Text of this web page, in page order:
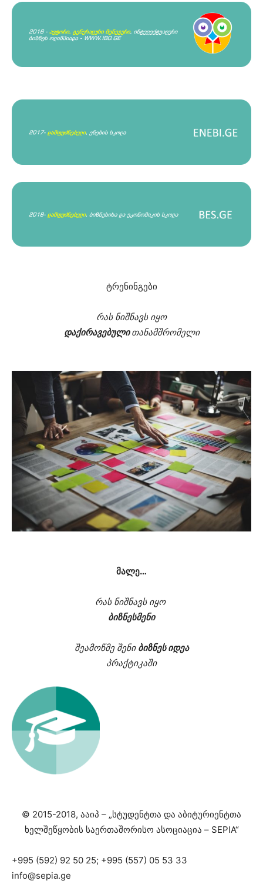
ტრენინგები
რას ნიშნავს იყო
დაქირავებულითანამშრომელი
მალე…
რას ნიშნავს იყო
ბიზნესმენი
შეამოწმე შენი ბიზნეს იდეა
პრაქტიკაში
© 2015-2018, ააიპ – „სტუდენტთა და აბიტურიენტთა
ხელშეწყობის საერთაშორისო ასოციაცია – SEPIA“
+995 (592) 92 50 25; +995 (557) 05 53 33
info@sepia.ge